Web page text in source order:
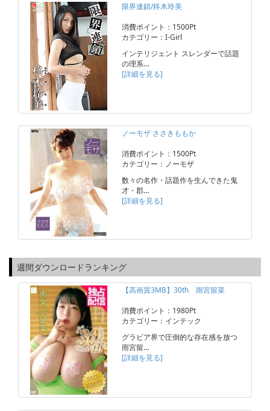
限界連鎖/柊木玲美
消費ポイント：1500Pt
カテゴリー：I-Girl
インテリジェント スレンダーで話題
の理系…
[詳細を見る]
ノーモザ ささきももか
消費ポイント：1500Pt
カテゴリー：ノーモザ
数々の名作・話題作を生んできた鬼
才・郡…
[詳細を見る]
週間ダウンロードランキング
【高画質3MB】30th 雨宮留菜
消費ポイント：1980Pt
カテゴリー：インテック
グラビア界で圧倒的な存在感を放つ
雨宮留…
[詳細を見る]